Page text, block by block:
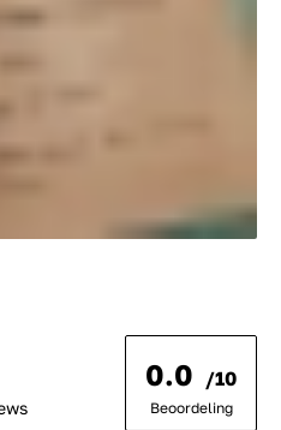
0.0 /10
Beoordeling